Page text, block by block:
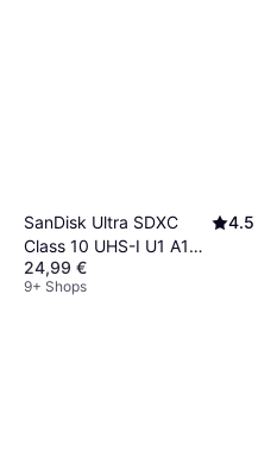
SanDisk Ultra SDXC
Class 10 UHS-I U1 A1
140MB/s 128GB
4.5
24,99 €
9+ Shops